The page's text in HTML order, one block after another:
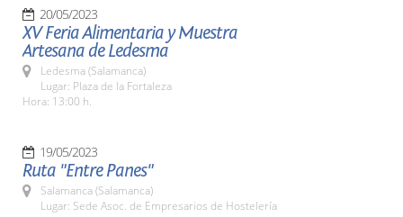
20/05/2023
XV Feria Alimentaria y Muestra
Artesana de Ledesma
Ledesma (Salamanca)
Lugar: Plaza de la Fortaleza
Hora: 13:00 h.
19/05/2023
Ruta "Entre Panes"
Salamanca (Salamanca)
Lugar: Sede Asoc. de Empresarios de Hostelería